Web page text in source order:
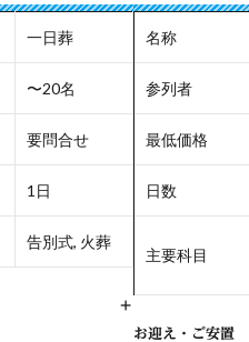
一日葬
〜20名
要問合せ
1日
告別式, 火葬
+
名称
参列者
最低価格
日数
主要科目
お迎え・ご安置